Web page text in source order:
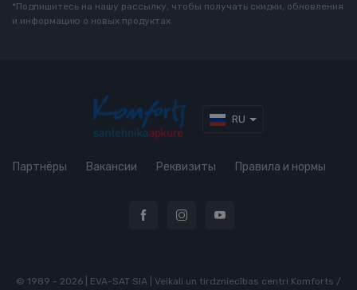
*Подпишитесь на нашу рассылку, чтобы получать скидки, обновления
и информацию о новых продуктах
RU
Партнёры Вакансии Реквизиты Правила и нормы
© 1989 - 2026 | EVA-SAT SIA | Veikali un tirdzniecības centri Komforts /